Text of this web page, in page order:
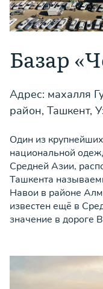
Базар
Адрес: махалля
район, Ташкент,
Один из
национальной
Средней Азии,
Ташкента
Навои в районе
известен ещё в
значение в дороге